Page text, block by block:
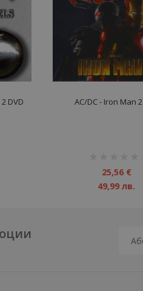
DVD AC/DC - Iron Man 2
25,56 €
49,99 лв.